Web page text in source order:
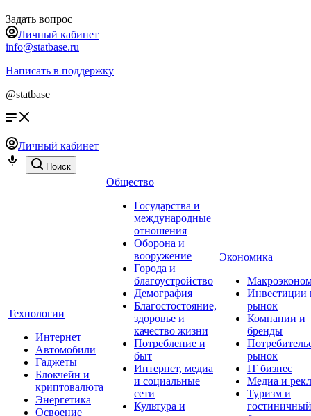
Задать вопрос
Личный кабинет
info@statbase.ru
Написать в поддержку
@statbase
Личный кабинет
Поиск
Технологии
Интернет
Автомобили
Гаджеты
Блокчейн и
криптовалюта
Энергетика
Освоение
Общество
Государства и
международные
отношения
Оборона и
вооружение
Города и
благоустройство
Демография
Благостостояние,
здоровье и
качество жизни
Потребление и
быт
Интернет, медиа
и социальные
сети
Культура и
Экономика
Инвестиции
рынок
Компании и
бренды
рынок
IT бизнес
Медиа и
Туризм и
гостиничный